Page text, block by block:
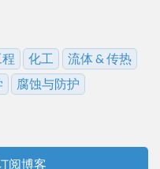
化工
流体 & 传热
腐蚀与防护
阅博客